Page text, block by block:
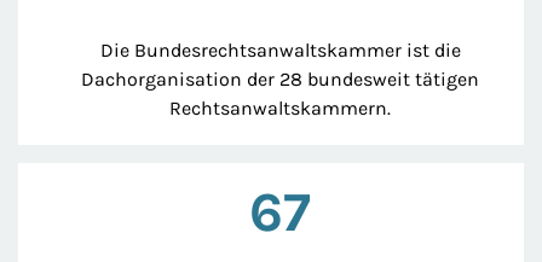
Die Bundesrechtsanwaltskammer ist die
Dachorganisation der 28 bundesweit tätigen
Rechtsanwaltskammern.
67